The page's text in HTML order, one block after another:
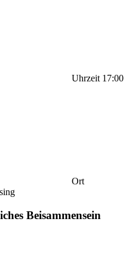
Uhrzeit 17:00
Ort
Beisammensein